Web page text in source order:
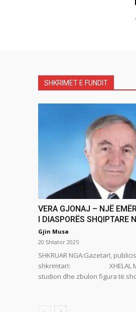
SHKRIMET E FUNDIT
VERA GJONAJ – NJË
I DIASPORËS SHQIPTARE
Gjin Musa
20 Shtator 2025
SHKRUAR NGA:GazetarI,
shkrimtarI: XHELAL
studion dhe zbulon figura të